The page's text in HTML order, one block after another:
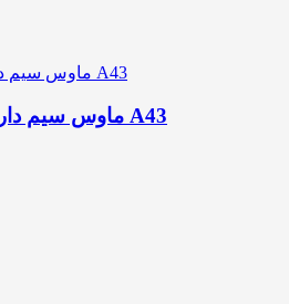
ماوس سیم دار ایسوس اورجینال مدل A43